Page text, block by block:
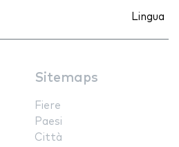
Lingua
Sitemaps
Fiere
Paesi
Città